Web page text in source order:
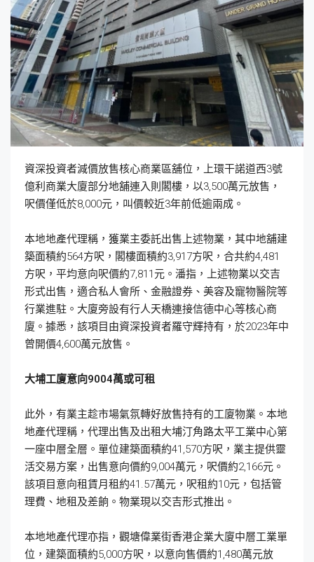
資深投資者減價放售核心商業區舖位，上環干諾道西3號
億利商業大廈部分地舖連入則閣樓，以3,500萬元放售，
呎價僅低於8,000元，叫價較近3年前低逾兩成。
本地地產代理稱，獲業主委託出售上述物業，其中地舖建
築面積約564方呎，閣樓面積約3,917方呎，合共約4,481
方呎，平均意向呎價約7,811元。潘指，上述物業以交吉
形式出售，適合私人會所、金融證券、美容及寵物醫院等
行業進駐。大廈旁設有行人天橋連接信德中心等核心商
廈。據悉，該項目由資深投資者羅守輝持有，於2023年中
曾開價4,600萬元放售。
大埔工廈意向9004萬或可租
此外，有業主趁市場氣氛轉好放售持有的工廈物業。本地
地產代理稱，代理出售及出租大埔汀角路太平工業中心第
一座中層全層。單位建築面積約41,570方呎，業主提供靈
活交易方案，出售意向價約9,004萬元，呎價約2,166元。
該項目意向租賃月租約41.57萬元，呎租約10元，包括管
理費、地租及差餉。物業現以交吉形式推出。
本地地產代理亦指，觀塘偉業街香港企業大廈中層工業單
位，建築面積約5,000方呎，以意向售價約1,480萬元放